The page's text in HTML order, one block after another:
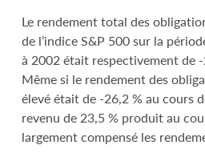
Le rendement total des
de l’indice S&P 500 sur la
à 2002 était respectivement de
Même si le rendement des
élevé était de -26,2 % au cours
revenu de 23,5 % produit au
largement compensé les